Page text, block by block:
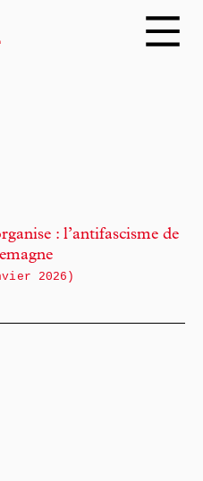
: l’antifascisme de
2026)